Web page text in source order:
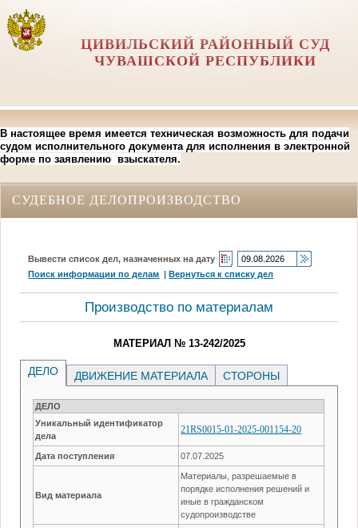
ЦИВИЛЬСКИЙ РАЙОННЫЙ СУД
ЧУВАШСКОЙ РЕСПУБЛИКИ
В настоящее время имеется техническая возможность для подачи
судом исполнительного документа для исполнения в электронной
форме по заявлению взыскателя.
СУДЕБНОЕ ДЕЛОПРОИЗВОДСТВО
Вывести список дел, назначенных на дату
Поиск информации по делам |Вернуться к списку дел
Производство по материалам
МАТЕРИАЛ № 13-242/2025
ДЕЛО ДВИЖЕНИЕ МАТЕРИАЛА СТОРОНЫ
ДЕЛО
Уникальный идентификатор
дела
21RS0015-01-2025-001154-20
Дата поступления 07.07.2025
Вид материала
Материалы, разрешаемые в
порядке исполнения решений и
иные в гражданском
судопроизводстве